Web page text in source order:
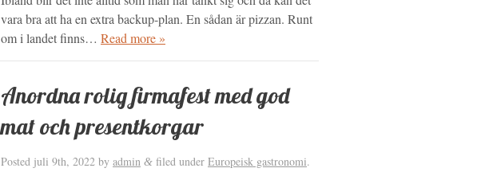
vara bra att ha en extra backup-plan. En sådan är pizzan. Runt
om i landet finns… Read more »
Anordna rolig firmafest med god
mat och presentkorgar
Posted juli 9th, 2022 by admin & filed under Europeisk gastronomi.